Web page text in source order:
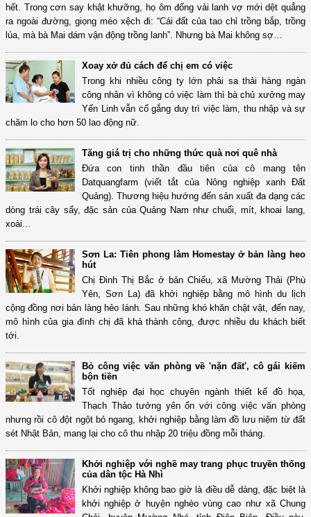
hết. Trong cơn say khật khưỡng, họ ôm đống vải lanh vợ mới dệt quẳng
ra ngoài đường, giọng méo xệch đi: “Cái đất của tao chỉ trồng bắp, trồng
lúa, mà bà Mai dám vận động trồng lanh”. Nhưng bà Mai không sợ…
Xoay xở đủ cách để chị em có việc
Trong khi nhiều công ty lớn phải sa thải hàng ngàn
công nhân vì không có việc làm thì bà chủ xưởng may
Yến Linh vẫn cố gắng duy trì việc làm, thu nhập và sự
chăm lo cho hơn 50 lao động nữ.
Tăng giá trị cho những thức quà nơi quê nhà
Đứa con tinh thần đầu tiên của cô mang tên
Datquangfarm (viết tắt của Nông nghiệp xanh Đất
Quảng). Thương hiệu hướng đến sản xuất đa dạng các
dòng trái cây sấy, đặc sản của Quảng Nam như chuối, mít, khoai lang,
xoài...
Sơn La: Tiên phong làm Homestay ở bản làng heo
hút
Chị Đinh Thị Bắc ở bản Chiếu, xã Mường Thải (Phù
Yên, Sơn La) đã khởi nghiệp bằng mô hình du lịch
cộng đồng nơi bản làng hẻo lánh. Sau những khó khăn chật vật, đến nay,
mô hình của gia đình chị đã khá thành công, được nhiều du khách biết
tới.
Bỏ công việc văn phòng về 'nặn đất', cô gái kiếm
bộn tiền
Tốt nghiệp đại học chuyên ngành thiết kế đồ họa,
Thạch Thảo tưởng yên ổn với công việc văn phòng
nhưng rồi cô đột ngột bỏ ngang, khởi nghiệp bằng làm đồ lưu niệm từ đất
sét Nhật Bản, mang lại cho cô thu nhập 20 triệu đồng mỗi tháng.
Khởi nghiệp với nghề may trang phục truyền thống
của dân tộc Hà Nhì
Khởi nghiệp không bao giờ là điều dễ dàng, đặc biệt là
khởi nghiệp ở huyện nghèo vùng cao như xã Chung